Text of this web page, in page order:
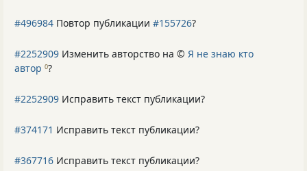
#496984 Повтор публикации #155726?
#2252909 Изменить авторство на © Я не знаю кто
автор 0?
#2252909 Исправить текст публикации?
#374171 Исправить текст публикации?
#367716 Исправить текст публикации?